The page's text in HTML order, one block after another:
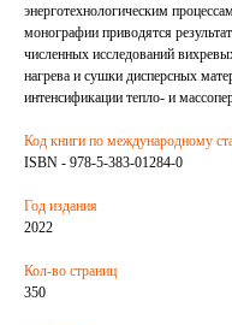
энерготехнологическим
монографии приводятся
численных исследований
нагрева и сушки дисперсных
интенсификации тепло- и
Код книги по международному
ISBN - 978-5-383-01284-0
Год издания
2022
Кол-во страниц
350